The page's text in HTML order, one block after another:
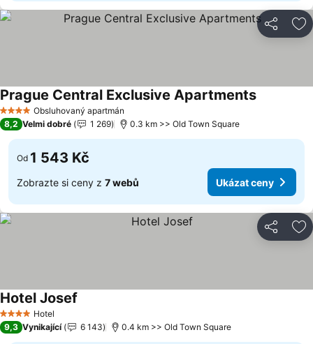
Sdílet
4 Počet hvězdiček
Obsluhovaný apartmán
Prague Central Exclusive Apartments
8,2 Velmi dobré 1 269 0.3 km >> Old Town Square
Od 1 543 Kč
Zobrazte si ceny z 7 webů Ukázat ceny
Sdílet
4 Počet hvězdiček
Hotel
Hotel Josef
9,3 Vynikající 6 143 0.4 km >> Old Town Square